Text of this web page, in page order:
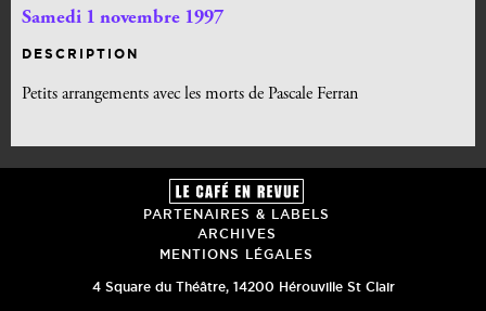
Samedi 1 novembre 1997
DESCRIPTION
Petits arrangements avec les morts de Pascale Ferran
PARTENAIRES & LABELS
ARCHIVES
MENTIONS LÉGALES
4 Square du Théâtre, 14200 Hérouville St Clair